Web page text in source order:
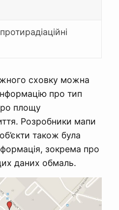
сховку можна
про тип
площу
Розробники мапи
також була
зокрема про
даних обмаль.